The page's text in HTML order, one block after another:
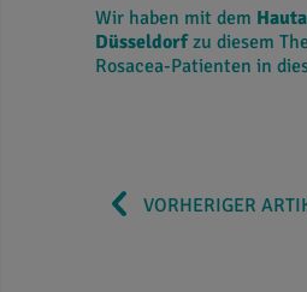
Wir haben mit dem
Düsseldorfzu diesem
Rosacea-Patienten in
VORHERIGER